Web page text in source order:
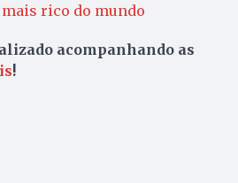
rico do mundo
acompanhando as
!